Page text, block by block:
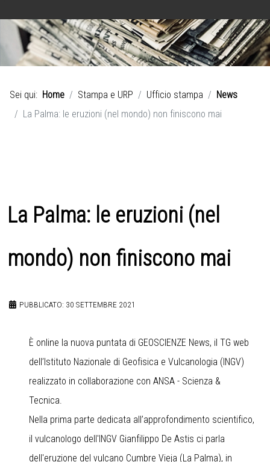
Sei qui: Home Stampa e URP Ufficio stampa
News
La Palma: le eruzioni (nel mondo) non finiscono mai
La Palma: le eruzioni (nel
mondo) non finiscono mai
PUBBLICATO: 30 SETTEMBRE 2021
È online la nuova puntata di GEOSCIENZE News, il TG web
dell’Istituto Nazionale di Geofisica e Vulcanologia (INGV)
realizzato in collaborazione con ANSA - Scienza &
Tecnica.
Nella prima parte dedicata all’approfondimento scientifico,
il vulcanologo dell'INGV Gianfilippo De Astis ci parla
dell'eruzione del vulcano Cumbre Vieja (La Palma), in